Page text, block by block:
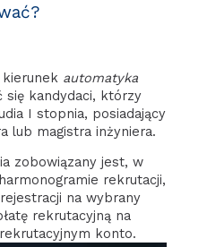
kierunek automatyka
się kandydaci, którzy
I stopnia, posiadający
lub magistra inżyniera.
zobowiązany jest, w
rekrutacji,
na wybrany
rekrutacyjną na
konto.